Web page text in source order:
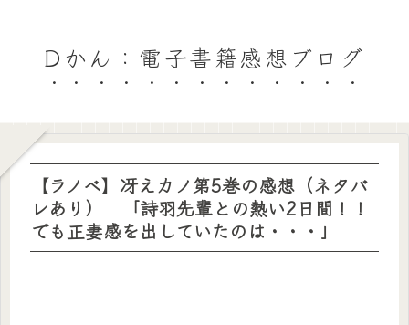
Dかん：電子書籍感想ブログ
【ラノベ】冴えカノ第5巻の感想（ネタバ
レあり） 「詩羽先輩との熱い2日間！！
でも正妻感を出していたのは・・・」